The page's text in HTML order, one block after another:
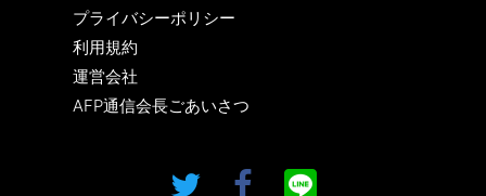
プライバシーポリシー
利用規約
運営会社
AFP通信会長ごあいさつ